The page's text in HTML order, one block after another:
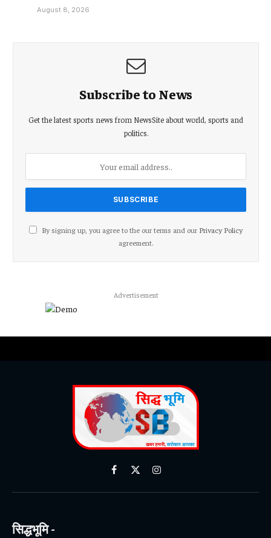
August 8, 2026
Subscribe to News
Get the latest sports news from NewsSite about world, sports and
politics.
By signing up, you agree to the our terms and our Privacy Policy
agreement.
Advertisement
Facebook
X
Instagram
सिद्धभूमि -